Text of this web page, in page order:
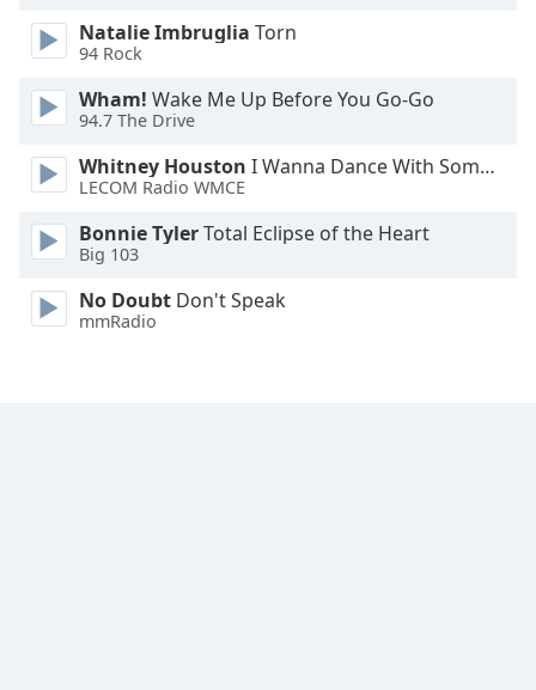
Reset
Done
Modal
Dialog
dialog
window.
Natalie Imbruglia Torn
94 Rock
Wham! Wake Me Up Before You Go-Go
94.7 The Drive
Whitney Houston I Wanna Dance With Somebody
LECOM Radio WMCE
Bonnie TylerTotal Eclipse of the Heart
Big 103
No Doubt Don't Speak
mmRadio